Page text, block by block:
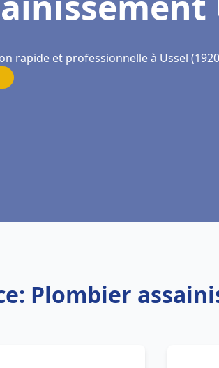
rapide et professionnelle à Ussel
Plombier